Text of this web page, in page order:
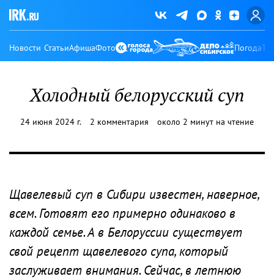
Новости СтатьиАфишаФото Погода
Холодный белорусский суп
24 июня 2024 г. 2 комментария около 2 минут на чтение
Щавелевый суп в Сибири известен, наверное,
всем. Готовят его примерно одинаково в
каждой семье. А в Белоруссии существует
свой рецепт щавелевого супа, который
заслуживает внимания. Сейчас, в летнюю